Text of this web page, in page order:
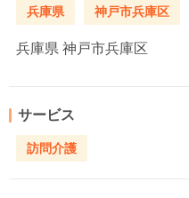
兵庫県 神戸市兵庫区
兵庫県 神戸市兵庫区
サービス
訪問介護